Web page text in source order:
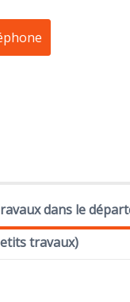
dans le
travaux)